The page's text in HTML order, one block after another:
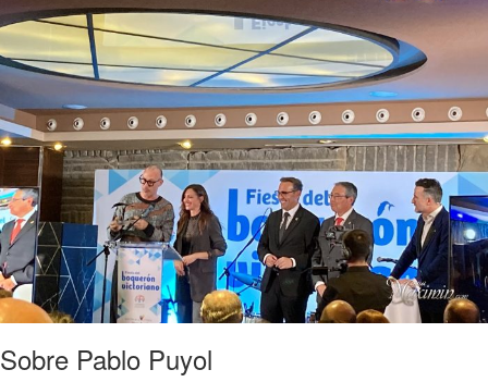
Sobre Pablo Puyol